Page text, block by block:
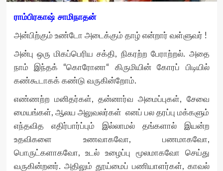
ராம்பிரகாஷ் சாமிநாதன்
அன்பிற்கும் உண்டோ அடைக்கும் தாழ் என்றார் வள்ளுவர் !
அன்பு ஒரு மிகப்பெரிய சக்தி, நிகரற்ற பேராற்றல். அதை
நாம் இந்தக் “கொரோனா“ கிருமியின் கோரப் பிடியில்
கண்கூடாகக் கண்டு வருகின்றோம்.
எண்ணற்ற மனிதர்கள், தன்னார்வ அமைப்புகள், சேவை
மையங்கள், ஆலய அலுவலர்கள் எனப் பல தரப்பு மக்களும்
எந்தவித எதிர்பார்ப்பும் இல்லாமல் தங்களால் இயன்ற
உதவிகளை உணவாகவோ, பணமாகவோ,
பொருட்களாகவோ, உடல் உழைப்பு மூலமாகவோ செய்து
வருகின்றனர். அதிலும் தூய்மைப் பணியாளர்கள், காவல்